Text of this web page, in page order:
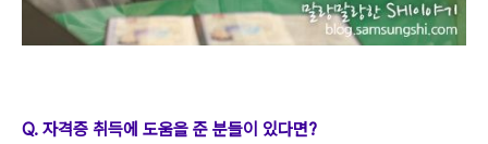
Q. 자격증 취득에 도움을 준 분들이 있다면?